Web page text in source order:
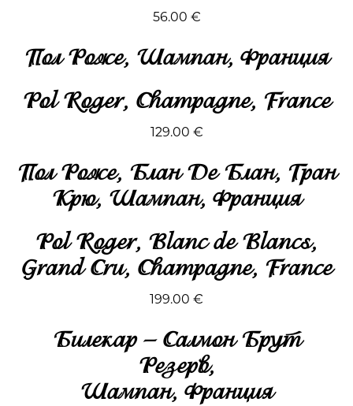
56.00 €
Пол Роже, Шампан, Франция
Pol Roger, Champagne, France
129.00 €
Пол Роже, Блан Де Блан, Гран
Крю, Шампан, Франция
Pol Roger, Blanc de Blancs,
Grand Cru, Champagne, France
199.00 €
Билекар – Салмон Брут
Резерв,
Шампан, Франция